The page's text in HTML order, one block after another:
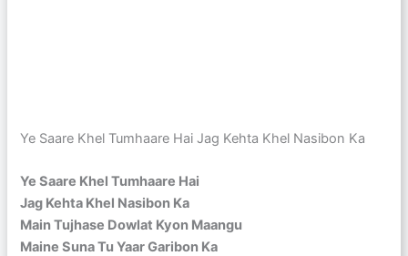
Ye Saare Khel Tumhaare Hai Jag Kehta Khel Nasibon Ka
Ye Saare Khel Tumhaare Hai
Jag Kehta Khel Nasibon Ka
Main Tujhase Dowlat Kyon Maangu
Maine Suna Tu Yaar Garibon Ka